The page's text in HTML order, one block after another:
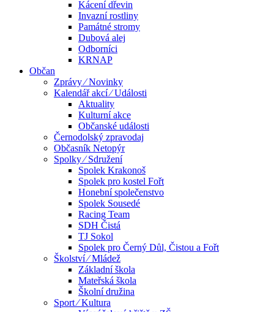
Kácení dřevin
Invazní rostliny
Památné stromy
Dubová alej
Odborníci
KRNAP
Občan
Zprávy ⁄ Novinky
Kalendář akcí ⁄ Události
Aktuality
Kulturní akce
Občanské události
Černodolský zpravodaj
Občasník Netopýr
Spolky ⁄ Sdružení
Spolek Krakonoš
Spolek pro kostel Fořt
Honební společenstvo
Spolek Sousedé
Racing Team
SDH Čistá
TJ Sokol
Spolek pro Černý Důl, Čistou a Fořt
Školství ⁄ Mládež
Základní škola
Mateřská škola
Školní družina
Sport ⁄ Kultura